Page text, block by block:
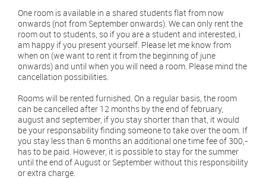
One room is available in a shared students flat from now
onwards (not from September onwards). We can only rent the
room out to students, so if you are a student and interested, i
am happy if you present yourself. Please let me know from
when on (we want to rent it from the beginning of june
onwards) and until when you will need a room. Please mind the
cancellation possibilities.
Rooms will be rented furnished. On a regular basis, the room
can be cancelled after 12 months by the end of february,
august and september, if you stay shorter than that, it would
be your responsability finding someone to take over the oom. If
you stay less than 6 months an additional one time fee of 300,-
has to be paid. However, it is possible to stay for the summer
until the end of August or September without this responsibility
or extra charge.